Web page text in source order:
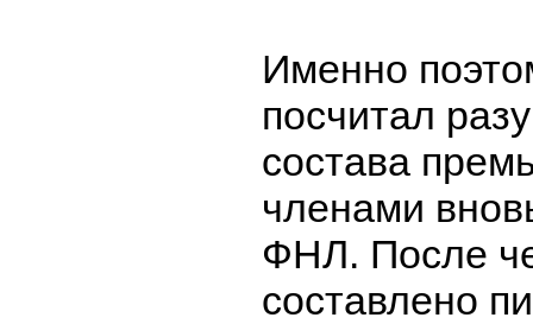
Именно
посчитал
состава
членами
ФНЛ. После
составлено